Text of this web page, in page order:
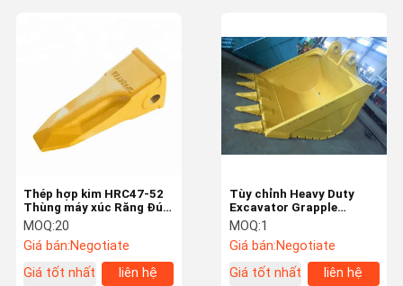
Thép hợp kim HRC47-52
Thùng máy xúc Răng Đúc
chính xác Màu vàng
MOQ:20
Giá bán:Negotiate
Giá tốt nhất
liên hệ
Tùy chỉnh Heavy Duty
Excavator Grapple
Bucket cho Breaker
MOQ:1
Giá bán:Negotiate
Giá tốt nhất
liên hệ